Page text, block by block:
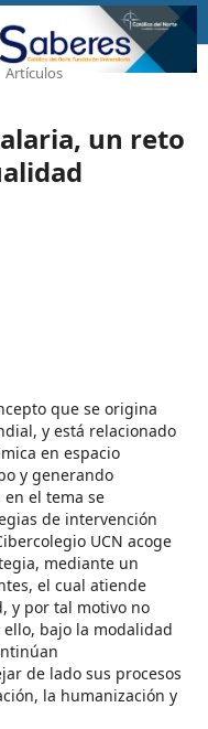
Artículos
un reto
que se origina
y está relacionado
en espacio
y generando
el tema se
de intervención
UCN acoge
mediante un
el cual atiende
y por tal motivo no
bajo la modalidad
de lado sus procesos
la humanización y